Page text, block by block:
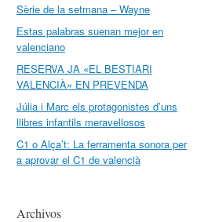
Sèrie de la setmana – Wayne
Estas palabras suenan mejor en
valenciano
RESERVA JA «EL BESTIARI
VALENCIÀ» EN PREVENDA
Júlia i Marc els protagonistes d’uns
llibres infantils meravellosos
C1 o Alça’t: La ferramenta sonora per
a aprovar el C1 de valencià
Archivos